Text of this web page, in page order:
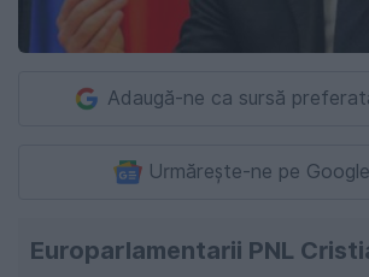
Adaugă-ne ca sursă
Urmărește-ne pe
Europarlamentarii PNL